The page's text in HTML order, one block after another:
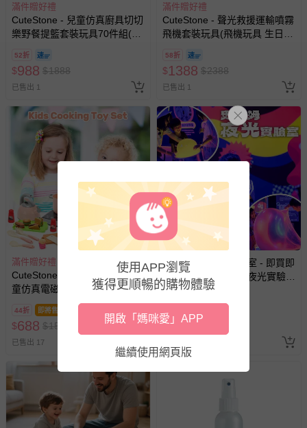
留商品未達活動門檻，將以原價計算，活動贈品亦需一併退
回。
部分商品依據消費者保護法的規定，不適用七天鑑賞期/猶
豫期範圍：
易於腐敗、保存期限較短或解約時即將逾期（例如生鮮
商品、食品等）。
客製化商品（例如客製生日書、姓名貼等）。
報紙、期刊或雜誌（惟書籍如經拆封、使用，則酌收整
新費用）。
經消費者拆封之影音商品或電腦軟體（例如 DVD、CD
等）。
非以有形媒介提供之數位內容或一經提供即為完成之線
上服務，經消費者事先同意始提供（例如線上課程、遊
戲或活動點數等）。
已拆封之以下類型商品：
-個人衛生用品（例如尿布、貼身衣物、泳裝、襪子、地
墊、寢具類等）。
-新生兒親膚衣物（嬰幼兒包巾與背巾、包屁衣、學習
褲、紗布衣等）。
-接觸性孕哺產品（奶嘴、奶瓶、擠乳器、哺乳衣、托腹
帶束縛衣、餐搖椅等）。
-其他原廠盒裝商品封口處已貼上「不可拆封」，或具警
示字句等說明貼紙、封條者。
國際航空、客運、訂房等服務。
滿件贈好禮
CuteStone - 兒童仿真廚具切切
樂野餐提籃套裝玩具70件組(家
禮物)
52折
$988 $1888
已售出 1
滿件贈好禮
CuteStone - 聲光救援運輸噴霧
飛機套裝玩具(飛機玩具 生日玩
58折
$1388 $2388
已售出 1
滿件贈好禮
CuteStone - 【盒損福利品】兒
童仿真電磁爐與漢堡切切樂套
裝玩具
44折 即將售完
$688 $1580
已售出 17
UNIQUE史萊姆實驗室 - 即買即
用【UNIQUE史萊姆夜光實驗室
@ 台北科教館 】2026/6/11-
8/30 (電子票券，於展期現場憑
訂單編號兌換，逾期作廢) (大
人小孩均一價(3歲以上需購票))
$390 $
使用APP瀏覽
獲得更順暢的購物體驗
開啟「媽咪愛」APP
繼續使用網頁版